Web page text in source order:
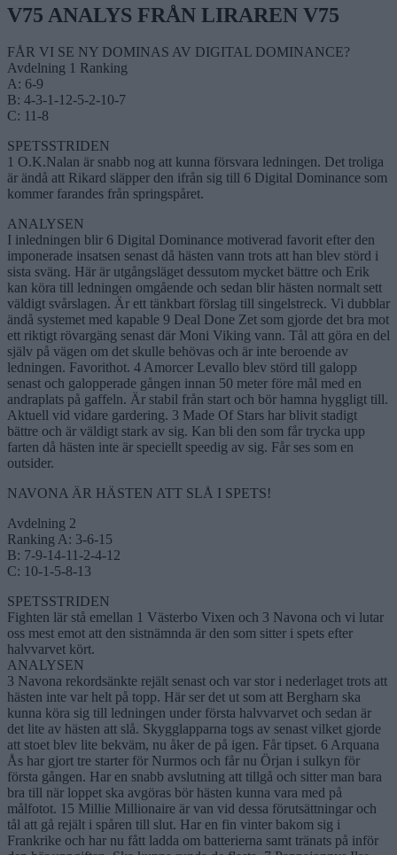
V75 ANALYS FRÅN LIRAREN V75
FÅR VI SE NY DOMINAS AV DIGITAL DOMINANCE?
Avdelning 1 Ranking
A: 6-9
B: 4-3-1-12-5-2-10-7
C: 11-8
SPETSSTRIDEN
1 O.K.Nalan är snabb nog att kunna försvara ledningen. Det troliga
är ändå att Rikard släpper den ifrån sig till 6 Digital Dominance som
kommer farandes från springspåret.
ANALYSEN
I inledningen blir 6 Digital Dominance motiverad favorit efter den
imponerade insatsen senast då hästen vann trots att han blev störd i
sista sväng. Här är utgångsläget dessutom mycket bättre och Erik
kan köra till ledningen omgående och sedan blir hästen normalt sett
väldigt svårslagen. Är ett tänkbart förslag till singelstreck. Vi dubblar
ändå systemet med kapable 9 Deal Done Zet som gjorde det bra mot
ett riktigt rövargäng senast där Moni Viking vann. Tål att göra en del
själv på vägen om det skulle behövas och är inte beroende av
ledningen. Favorithot. 4 Amorcer Levallo blev störd till galopp
senast och galopperade gången innan 50 meter före mål med en
andraplats på gaffeln. Är stabil från start och bör hamna hyggligt till.
Aktuell vid vidare gardering. 3 Made Of Stars har blivit stadigt
bättre och är väldigt stark av sig. Kan bli den som får trycka upp
farten då hästen inte är speciellt speedig av sig. Får ses som en
outsider.
NAVONA ÄR HÄSTEN ATT SLÅ I SPETS!
Avdelning 2
Ranking A: 3-6-15
B: 7-9-14-11-2-4-12
C: 10-1-5-8-13
SPETSSTRIDEN
Fighten lär stå emellan 1 Västerbo Vixen och 3 Navona och vi lutar
oss mest emot att den sistnämnda är den som sitter i spets efter
halvvarvet kört.
ANALYSEN
3 Navona rekordsänkte rejält senast och var stor i nederlaget trots att
hästen inte var helt på topp. Här ser det ut som att Bergharn ska
kunna köra sig till ledningen under första halvvarvet och sedan är
det lite av hästen att slå. Skygglapparna togs av senast vilket gjorde
att stoet blev lite bekväm, nu åker de på igen. Får tipset. 6 Arquana
Ås har gjort tre starter för Nurmos och får nu Örjan i sulkyn för
första gången. Har en snabb avslutning att tillgå och sitter man bara
bra till när loppet ska avgöras bör hästen kunna vara med på
målfotot. 15 Millie Millionaire är van vid dessa förutsättningar och
tål att gå rejält i spåren till slut. Har en fin vinter bakom sig i
Frankrike och har nu fått ladda om batterierna samt tränats på inför